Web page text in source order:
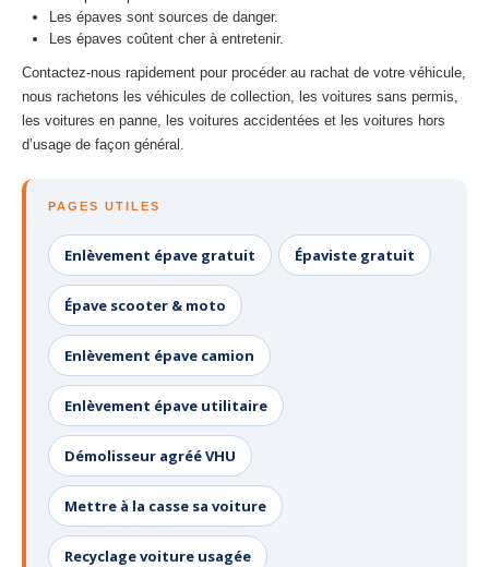
Les épaves sont sources de danger.
Les épaves coûtent cher à entretenir.
Contactez-nous rapidement pour procéder au rachat de votre véhicule,
nous rachetons les véhicules de collection, les voitures sans permis,
les voitures en panne, les voitures accidentées et les voitures hors
d’usage de façon général.
PAGES UTILES
Enlèvement épave gratuit Épaviste gratuit
Épave scooter & moto
Enlèvement épave camion
Enlèvement épave utilitaire
Démolisseur agréé VHU
Mettre à la casse sa voiture
Recyclage voiture usagée